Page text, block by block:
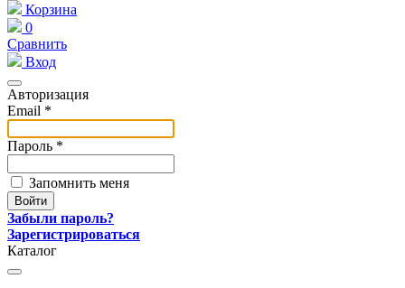
Корзина
0
Сравнить
Вход
Авторизация
Email *
Пароль *
Запомнить меня
Забыли пароль?
Зарегистрироваться
Каталог